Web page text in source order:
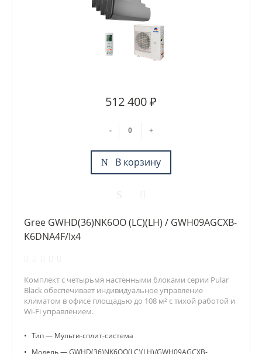
512 400 ₽
- +
В корзину
Gree GWHD(36)NK6OO (LC)(LH) / GWH09AGCXB-
K6DNA4F/Ix4
Комплект с четырьмя настенными блоками серии Pular
Black обеспечивает индивидуальное управление
климатом в офисе площадью до 108 м² с тихой работой и
Wi-Fi управлением.
• Тип — Мульти-сплит-система
• Модель — GWHD(36)NK6OO(LC)(LH)/GWH09AGCXB-